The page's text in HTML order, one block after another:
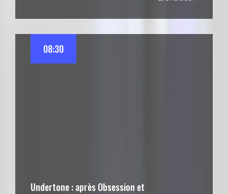
Undertone : après Obsession et
08:30